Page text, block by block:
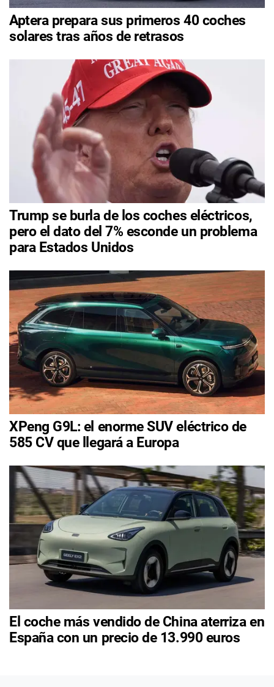
Aptera prepara sus primeros 40 coches
solares tras años de retrasos
Trump se burla de los coches eléctricos,
pero el dato del 7% esconde un problema
para Estados Unidos
XPeng G9L: el enorme SUV eléctrico de
585 CV que llegará a Europa
El coche más vendido de China aterriza en
España con un precio de 13.990 euros